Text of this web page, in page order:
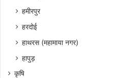
हमीरपुर
हरदोई
हाथरस (महामाया नगर)
हापुड़
कृषि